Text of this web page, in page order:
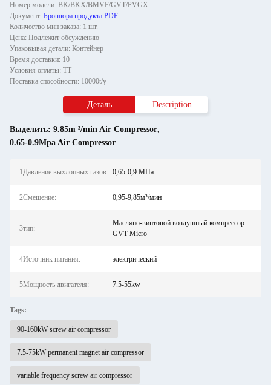
Номер модели: BK/BKX/BMVF/GVT/PVGX
Документ: Брошюра продукта PDF
Количество мин заказа: 1 шт.
Цена: Подлежит обсуждению
Упаковывая детали: Контейнер
Время доставки: 10
Условия оплаты: ТТ
Поставка способности: 10000t/y
Деталь Description
Выделить: 9.85m ³/min Air Compressor,
0.65-0.9Mpa Air Compressor
1Давление выхлопных газов: 0,65-0,9 МПа
2Смещение: 0,95-9,85м³/мин
3тип:
Масляно-винтовой воздушный компрессор
GVT Micro
4Источник питания: электрический
5Мощность двигателя: 7.5-55kw
Tags:
90-160kW screw air compressor
7.5-75kW permanent magnet air compressor
variable frequency screw air compressor